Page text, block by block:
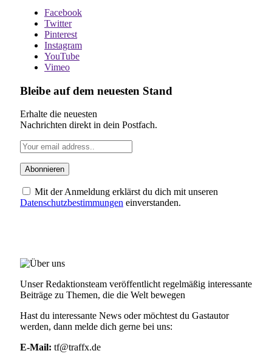
Facebook
Twitter
Pinterest
Instagram
YouTube
Vimeo
Bleibe auf dem neuesten Stand
Erhalte die neuesten
Nachrichten direkt in dein Postfach.
Mit der Anmeldung erklärst du dich mit unseren
Datenschutzbestimmungen einverstanden.
Unser Redaktionsteam veröffentlicht regelmäßig interessante
Beiträge zu Themen, die die Welt bewegen
Hast du interessante News oder möchtest du Gastautor
werden, dann melde dich gerne bei uns:
E-Mail: tf@traffx.de